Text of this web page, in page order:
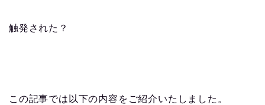
触発された？
この記事では以下の内容をご紹介いたしました。